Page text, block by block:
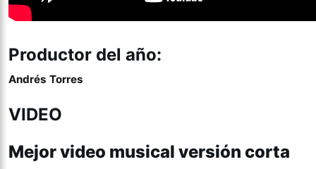
Productor del año:
Andrés Torres
VIDEO
Mejor video musical versión corta